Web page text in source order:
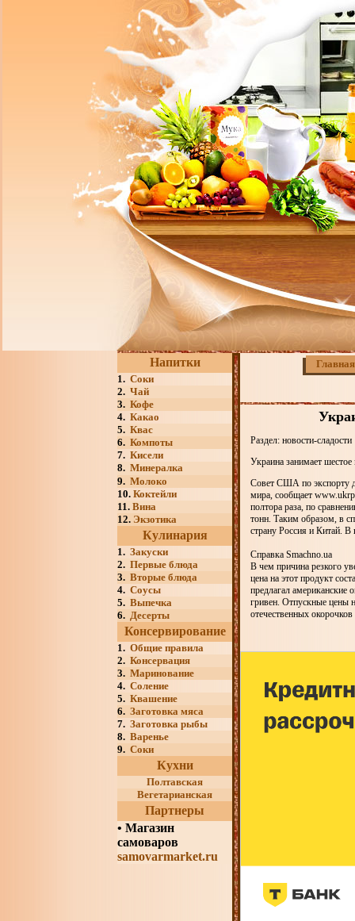
Напитки
1. Соки
2. Чай
3. Кофе
4. Какао
5. Квас
6. Компоты
7. Кисели
8. Минералка
9. Молоко
10. Коктейли
11. Вина
12. Экзотика
Кулинария
1. Закуски
2. Первые блюда
3. Вторые блюда
4. Соусы
5. Выпечка
6. Десерты
Консервирование
1. Общие правила
2. Консервация
3. Маринование
4. Соление
5. Квашение
6. Заготовка мяса
7. Заготовка рыбы
8. Варенье
9. Соки
Кухни
Полтавская
Вегетарианская
Партнеры
• Магазин
самоваров
samovarmarket.ru
Главная
Раздел: новости-сладости
Украина занимает
Совет США по экспорту
мира, сообщает
полтора раза, по
тонн. Таким образом, в
страну Россия и Китай.
Справка Smachno.ua
В чем причина резкого
цена на этот продукт
предлагал американские
гривен. Отпускные цены
отечественных